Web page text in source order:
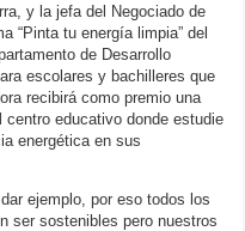
y la jefa del Negociado de
“Pinta tu energía limpia” del
de Desarrollo
escolares y bachilleres que
recibirá como premio una
educativo donde estudie
energética en sus
ejemplo, por eso todos los
ser sostenibles pero nuestros